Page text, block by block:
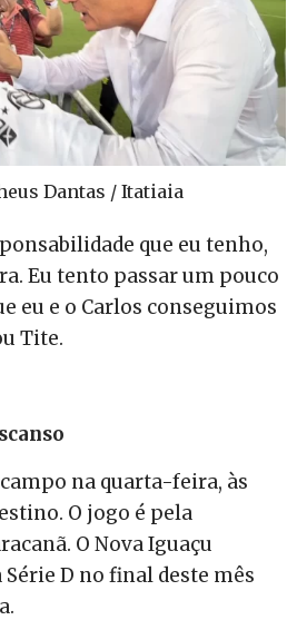
Dantas / Itatiaia
que eu tenho,
Eu tento passar um pouco
eu e o Carlos conseguimos
Tite.
na quarta-feira, às
O jogo é pela
O Nova Iguaçu
D no final deste mês